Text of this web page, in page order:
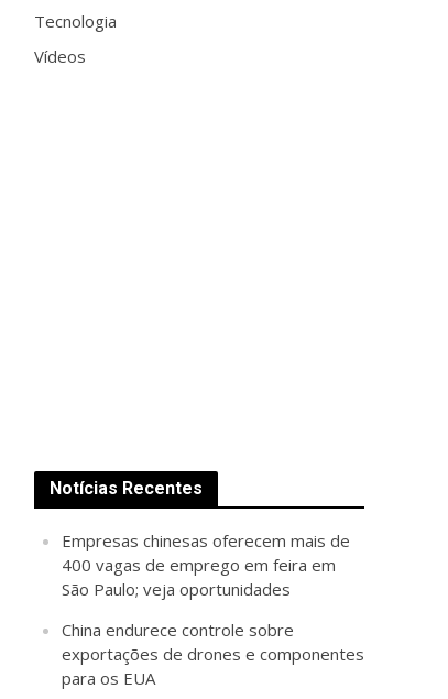
Tecnologia
Vídeos
Notícias Recentes
Empresas chinesas oferecem mais de
400 vagas de emprego em feira em
São Paulo; veja oportunidades
China endurece controle sobre
exportações de drones e componentes
para os EUA